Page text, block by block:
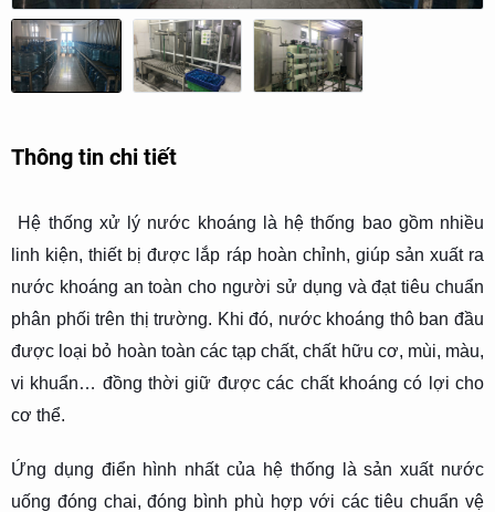
Thông tin chi tiết
Hệ thống xử lý nước khoáng là hệ thống bao gồm nhiều
linh kiện, thiết bị được lắp ráp hoàn chỉnh, giúp sản xuất ra
nước khoáng an toàn cho người sử dụng và đạt tiêu chuẩn
phân phối trên thị trường. Khi đó, nước khoáng thô ban đầu
được loại bỏ hoàn toàn các tạp chất, chất hữu cơ, mùi, màu,
vi khuẩn… đồng thời giữ được các chất khoáng có lợi cho
cơ thể.
Ứng dụng điển hình nhất của hệ thống là sản xuất nước
uống đóng chai, đóng bình phù hợp với các tiêu chuẩn vệ